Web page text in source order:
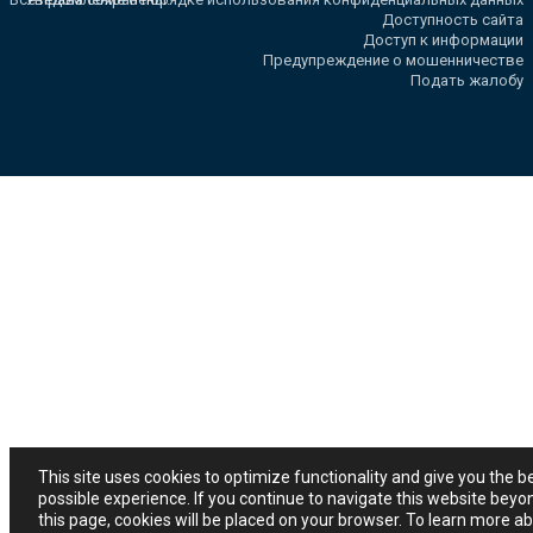
Доступность сайта
Доступ к информации
Предупреждение о мошенничестве
Подать жалобу
This site uses cookies to optimize functionality and give you the
possible experience. If you continue to navigate this website
this page, cookies will be placed on your browser. To learn more